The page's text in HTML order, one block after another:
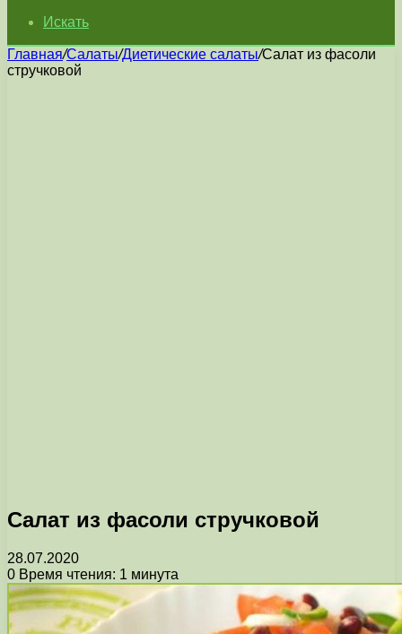
Искать
Главная/Салаты/Диетические салаты/Салат из фасоли
стручковой
Салат из фасоли стручковой
28.07.2020
0 Время чтения: 1 минута